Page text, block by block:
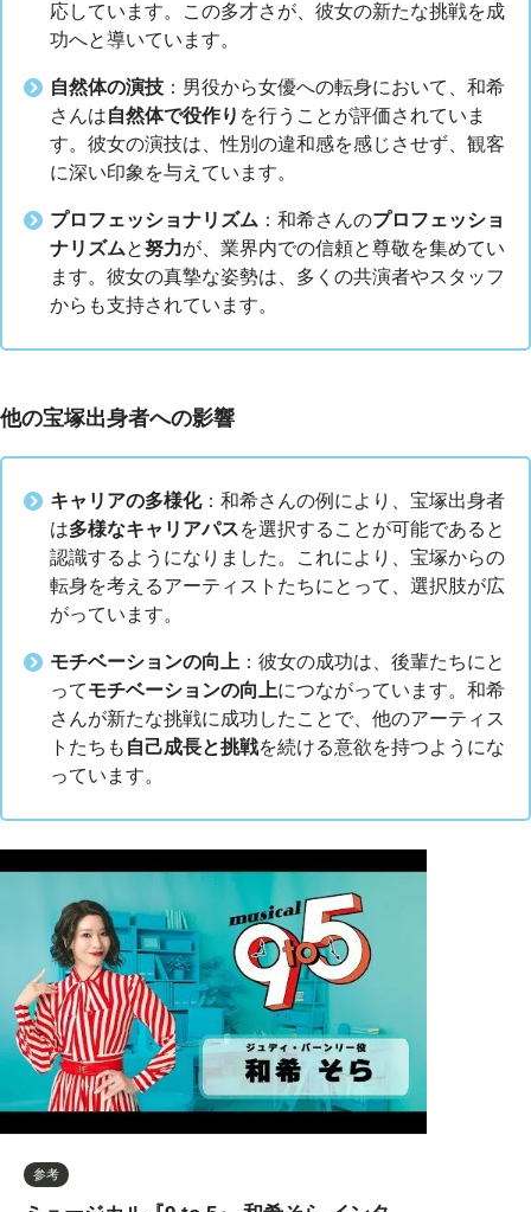
応しています。この多才さが、彼女の新たな挑戦を成
功へと導いています。
自然体の演技 ：男役から女優への転身において、和希
さんは自然体で役作り を行うことが評価されていま
す。彼女の演技は、性別の違和感を感じさせず、観客
に深い印象を与えています。
プロフェッショナリズム ：和希さんのプロフェッショ
ナリズムと努力が、業界内での信頼と尊敬を集めてい
ます。彼女の真摯な姿勢は、多くの共演者やスタッフ
からも支持されています。
他の宝塚出身者への影響
キャリアの多様化：和希さんの例により、宝塚出身者
は多様なキャリアパスを選択することが可能であると
認識するようになりました。これにより、宝塚からの
転身を考えるアーティストたちにとって、選択肢が広
がっています。
モチベーションの向上 ：彼女の成功は、後輩たちにと
ってモチベーションの向上につながっています。和希
さんが新たな挑戦に成功したことで、他のアーティス
トたちも 自己成長と挑戦を続ける意欲を持つようにな
っています。
参考